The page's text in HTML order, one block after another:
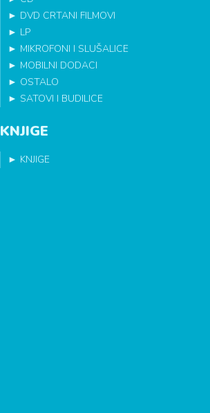
► DVD CRTANI FILMOVI
► LP
► MIKROFONI I SLUŠALICE
► MOBILNI DODACI
► OSTALO
► SATOVI I BUDILICE
KNJIGE
► KNJIGE